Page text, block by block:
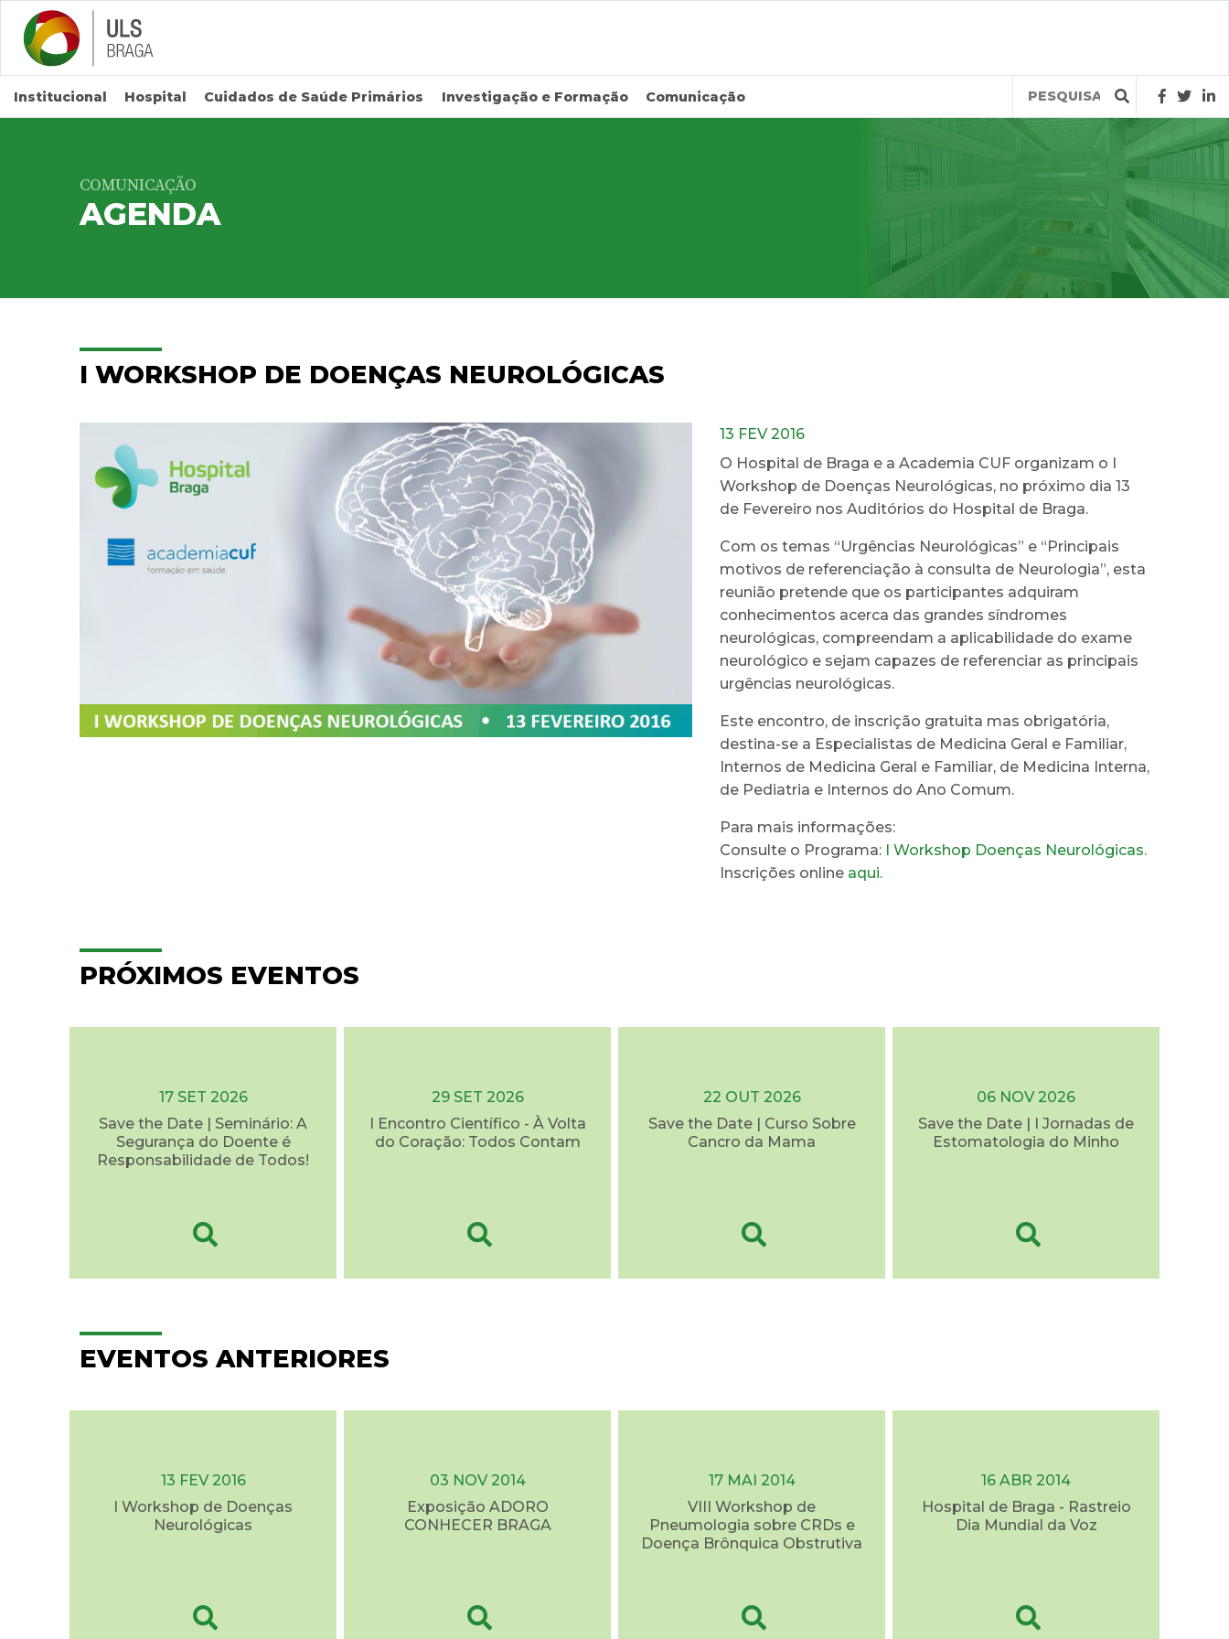
Saltar para conteúdo principal
Institucional Hospital Cuidados de Saúde Primários Investigação e Formação Comunicação
Query
COMUNICAÇÃO
AGENDA
I WORKSHOP DE DOENÇAS NEUROLÓGICAS
13 FEV 2016
O Hospital de Braga e a Academia CUF organizam o I
Workshop de Doenças Neurológicas, no próximo dia 13
de Fevereiro nos Auditórios do Hospital de Braga.
Com os temas “Urgências Neurológicas” e “Principais
motivos de referenciação à consulta de Neurologia”, esta
reunião pretende que os participantes adquiram
conhecimentos acerca das grandes síndromes
neurológicas, compreendam a aplicabilidade do exame
neurológico e sejam capazes de referenciar as principais
urgências neurológicas.
Este encontro, de inscrição gratuita mas obrigatória,
destina-se a Especialistas de Medicina Geral e Familiar,
Internos de Medicina Geral e Familiar, de Medicina Interna,
de Pediatria e Internos do Ano Comum.
Para mais informações:
Consulte o Programa: I Workshop Doenças Neurológicas.
Inscrições online aqui.
PRÓXIMOS EVENTOS
17 SET 2026
Save the Date | Seminário: A
Segurança do Doente é
Responsabilidade de Todos!
29 SET 2026
I Encontro Científico - À Volta
do Coração: Todos Contam
22 OUT 2026
Save the Date | Curso Sobre
Cancro da Mama
06 NOV 2026
Save the Date | I Jornadas de
Estomatologia do Minho
EVENTOS ANTERIORES
13 FEV 2016
I Workshop de Doenças
Neurológicas
03 NOV 2014
Exposição ADORO
CONHECER BRAGA
17 MAI 2014
VIII Workshop de
Pneumologia sobre CRDs e
Doença Brônquica Obstrutiva
16 ABR 2014
Hospital de Braga - Rastreio
Dia Mundial da Voz